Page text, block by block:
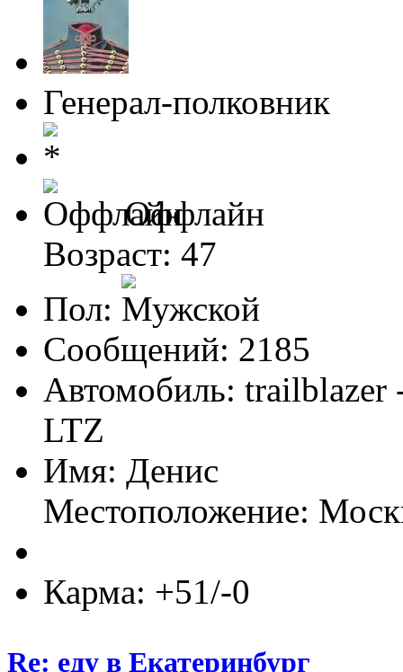
Генерал-полковник
Оффлайн
Возраст: 47
Пол:
Сообщений: 2185
Автомобиль:
LTZ
Имя: Денис
Местоположение:
Карма: +51/-0
Re: еду в Екатеринбург